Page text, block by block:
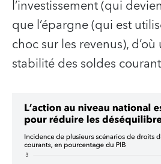
l’investissement (qui
que l’épargne (qui est
choc sur les revenus),
stabilité des soldes